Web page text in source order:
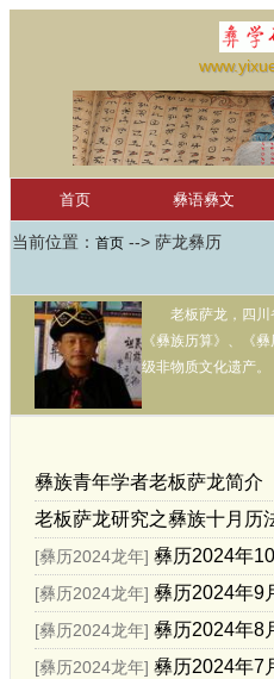
首页 彝语彝文
彝文软件 彝文词汇
红河学院国际彝学研究中心
当前位置： 首页 --> 萨龙彝历
老板萨龙，四
《彝族历算》、《
级非物质文化遗产。
彝族青年学者老板萨龙简介
老板萨龙研究之彝族十月历
[彝历2024龙年] 彝历2024年10
[彝历2024龙年] 彝历2024年9月
[彝历2024龙年] 彝历2024年8月
[彝历2024龙年] 彝历2024年7月